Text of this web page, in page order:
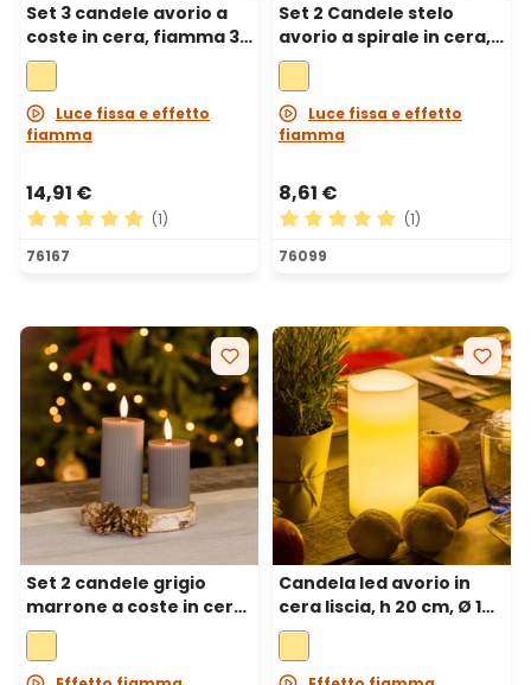
Set 3 candele avorio a
coste in cera, fiamma 3D
con stoppino, h 10-12,5-
15 cm
Luce fissa e effetto
fiamma
14,91 €
Valutazione media di 5 su 5 stelle
(1)
76167
Set 2 Candele stelo
avorio a spirale in cera,
fiamma 3D con
stoppino, h 23 cm
Luce fissa e effetto
fiamma
8,61 €
Valutazione media di 5 su
(1)
76099
Set 2 candele grigio
marrone a coste in cera,
fiamma 3D con
stoppino, h 7,5-10 cm
Candela led avorio in
cera liscia, h 20 cm, Ø 10
cm